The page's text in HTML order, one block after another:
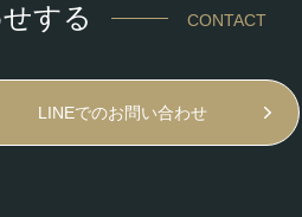
する CONTACT
LINEでのお問い合わせ